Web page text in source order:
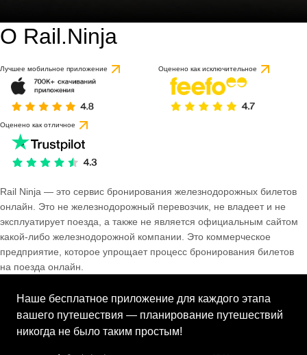
О Rail.Ninja
Лучшее мобильное приложение Оценено как исключительное
Оценено как отличное
Rail Ninja — это сервис бронирования железнодорожных билетов
онлайн. Это не железнодорожный перевозчик, не владеет и не
эксплуатирует поезда, а также не является официальным сайтом
какой-либо железнодорожной компании. Это коммерческое
предприятие, которое упрощает процесс бронирования билетов
на поезда онлайн.
Наше бесплатное приложение для каждого этапа
вашего путешествия — планирование путешествий
никогда не было таким простым!